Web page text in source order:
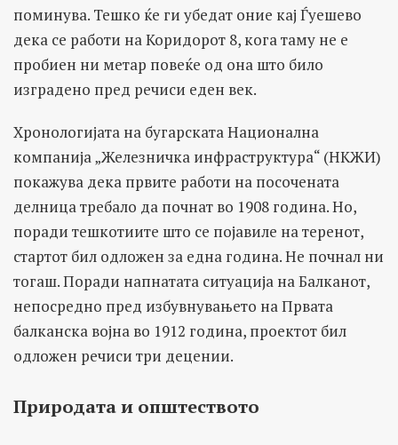
поминува. Тешко ќе ги убедат оние кај Ѓуешево
дека се работи на Коридорот 8, кога таму не е
пробиен ни метар повеќе од она што било
изградено пред речиси еден век.
Хронологијата на бугарската Национална
компанија „Железничка инфраструктура“ (НКЖИ)
покажува дека првите работи на посочената
делница требало да почнат во 1908 година. Но,
поради тешкотиите што се појавиле на теренот,
стартот бил одложен за една година. Не почнал ни
тогаш. Поради напнатата ситуација на Балканот,
непосредно пред избувнувањето на Првата
балканска војна во 1912 година, проектот бил
одложен речиси три децении.
Природата и општеството